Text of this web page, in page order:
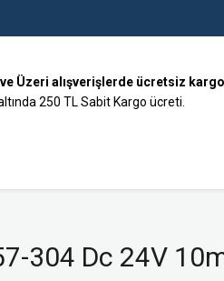
Üzeri alışverişlerde ücretsiz
250 TL Sabit Kargo ücreti.
304 Dc 24V